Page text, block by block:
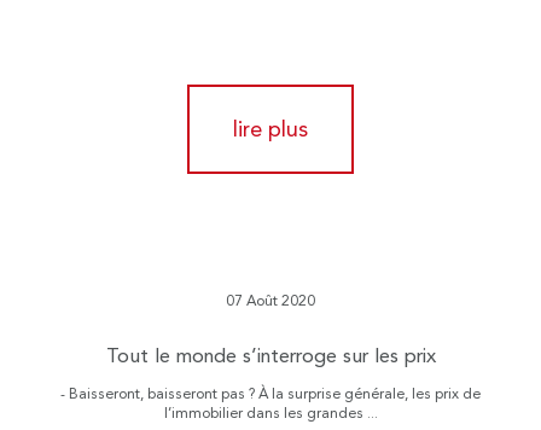
lire plus
07 Août 2020
Tout le monde s’interroge sur les prix
- Baisseront, baisseront pas ? À la surprise générale, les prix de
l’immobilier dans les grandes ...